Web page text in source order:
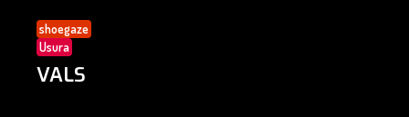
shoegaze
Usura
VALS